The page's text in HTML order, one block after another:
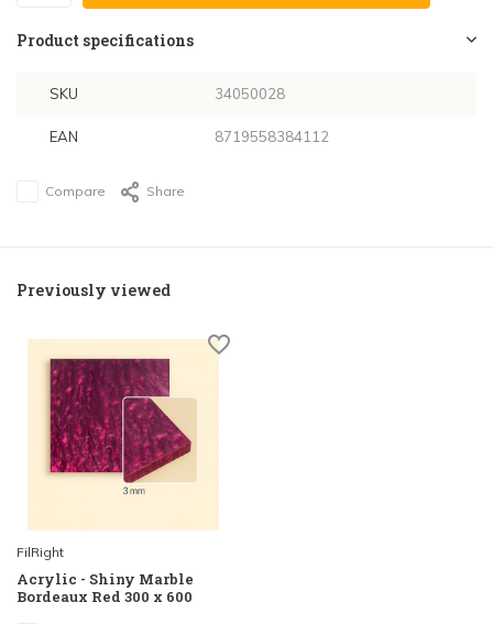
Product specifications
SKU 34050028
EAN 8719558384112
Compare Share
Previously viewed
FilRight
Acrylic - Shiny Marble
Bordeaux Red 300 x 600